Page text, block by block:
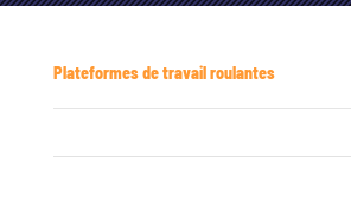
Plateformes de travail roulantes